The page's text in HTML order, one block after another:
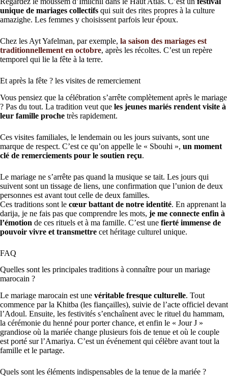
unique de mariages collectifs qui suit des rites propres à la culture
amazighe. Les femmes y choisissent parfois leur époux.
Chez les Ayt Yafelman, par exemple, la saison des mariages est
traditionnellement en octobre, après les récoltes. C’est un repère
temporel qui lie la fête à la terre.
Et après la fête ? les visites de remerciement
Vous pensiez que la célébration s’arrête complètement après le mariage
? Pas du tout. La tradition veut que les jeunes mariés rendent visite à
leur famille proche très rapidement.
Ces visites familiales, le lendemain ou les jours suivants, sont une
marque de respect. C’est ce qu’on appelle le « Sbouhi », un moment
clé de remerciements pour le soutien reçu.
Le mariage ne s’arrête pas quand la musique se tait. Les jours qui
suivent sont un tissage de liens, une confirmation que l’union de deux
personnes est avant tout celle de deux familles.
Ces traditions sont le cœur battant de notre identité. En apprenant la
darija, je ne fais pas que comprendre les mots, je me connecte enfin à
l’émotion de ces rituels et à ma famille. C’est une fierté immense de
pouvoir vivre et transmettre cet héritage culturel unique.
FAQ
Quelles sont les principales traditions à connaître pour un mariage
marocain ?
Le mariage marocain est une véritable fresque culturelle. Tout
commence par la Khitba (les fiançailles), suivie de l’acte officiel devant
l’Adoul. Ensuite, les festivités s’enchaînent avec le rituel du hammam,
la cérémonie du henné pour porter chance, et enfin le « Jour J »
grandiose où la mariée change plusieurs fois de tenue et où le couple
est porté sur l’Amariya. C’est un événement qui célèbre avant tout la
famille et le partage.
Quels sont les éléments indispensables de la tenue de la mariée ?